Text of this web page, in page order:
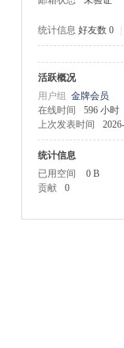
统计信息 好友数 0
活跃概况
用户组 金牌会员
在线时间
596 小时
上次发表时间
统计信息
已用空间
0 B
贡献
0